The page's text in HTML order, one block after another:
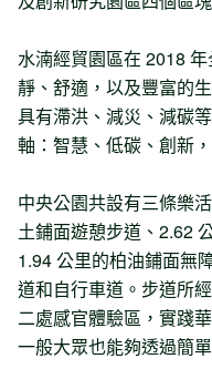
水湳經貿園區在 2018
靜、舒適，以及豐富的
具有滯洪、減災、減碳
軸：智慧、低碳、創新
中央公園共設有三條樂
土鋪面遊憩步道、2.62
1.94 公里的柏油鋪面無
道和自行車道。步道所
二處感官體驗區，實踐
一般大眾也能夠透過簡